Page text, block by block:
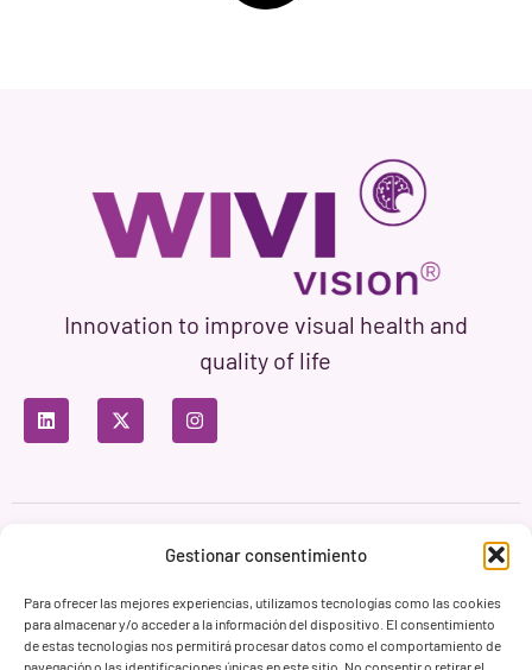
Gestionar consentimiento
Para ofrecer las mejores experiencias, utilizamos tecnologías como las cookies
para almacenar y/o acceder a la información del dispositivo. El consentimiento
de estas tecnologías nos permitirá procesar datos como el comportamiento de
navegación o las identificaciones únicas en este sitio. No consentir o retirar el
Innovation to improve visual health and
quality of life
Privacy Policy Terms of Use
Cookie Policy